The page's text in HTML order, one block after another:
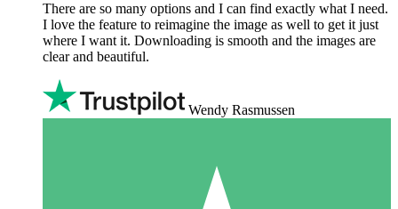
There are so many options and I can find exactly what I need.
I love the feature to reimagine the image as well to get it just
where I want it. Downloading is smooth and the images are
clear and beautiful.
Wendy Rasmussen